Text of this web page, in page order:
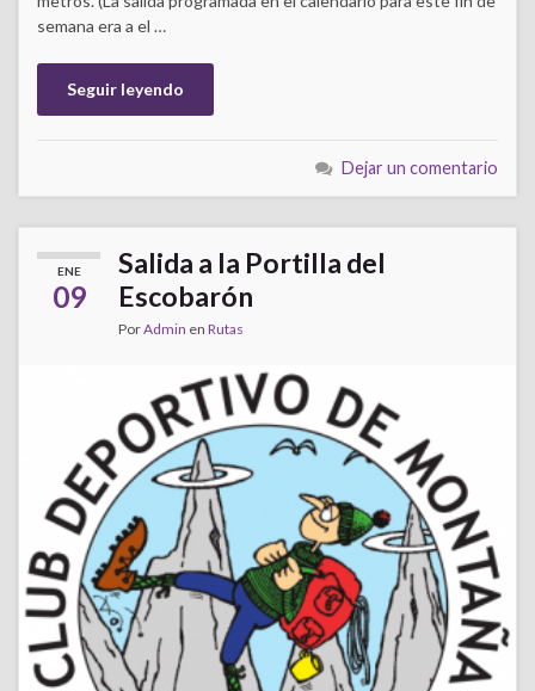
semana era a el …
Seguir leyendo
Dejar un comentario
ENE
09
Salida a la Portilla del
Escobarón
PorAdmin en Rutas